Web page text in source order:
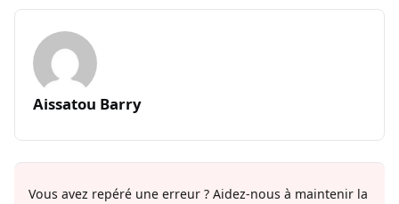
Aissatou Barry
Vous avez repéré une erreur ? Aidez-nous à maintenir la